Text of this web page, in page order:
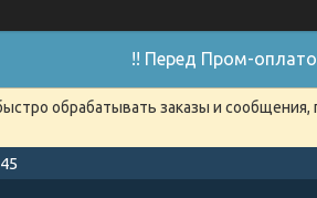
!! Перед Пром-
обрабатывать заказы и